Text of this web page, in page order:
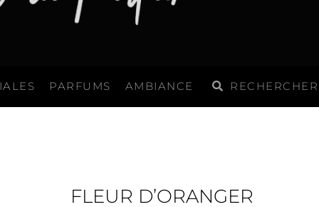
PARFUMS AMBIANCE
Rechercher
FLEUR D’ORANGER